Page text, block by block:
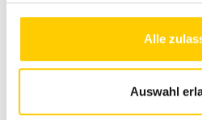
Alle
Auswahl